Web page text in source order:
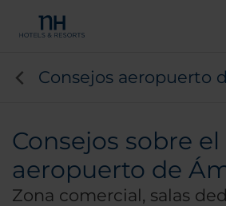
Consejos aeropuerto
Consejos sobre el
aeropuerto de
Zona comercial, salas